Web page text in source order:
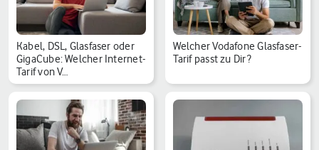
Kabel, DSL, Glasfaser oder
GigaCube: Welcher Internet-
Tarif von V…
Welcher Vodafone Glasfaser-
Tarif passt zu Dir?